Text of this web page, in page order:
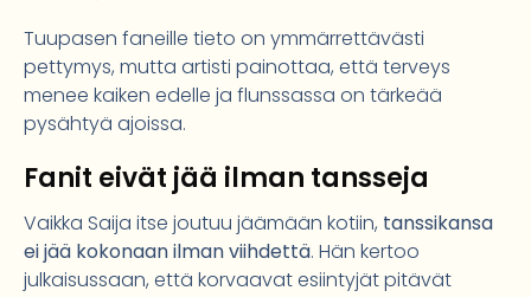
Tuupasen faneille tieto on ymmärrettävästi
pettymys, mutta artisti painottaa, että terveys
menee kaiken edelle ja flunssassa on tärkeää
pysähtyä ajoissa.
Fanit eivät jää ilman tansseja
Vaikka Saija itse joutuu jäämään kotiin, tanssikansa
ei jää kokonaan ilman viihdettä. Hän kertoo
julkaisussaan, että korvaavat esiintyjät pitävät